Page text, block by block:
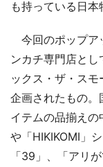
も持っている日本
今回のポップア
ンカチ専門店と
ックス・ザ・ス
企画されたもの
イテムの品揃えの
や「HIKIKOMI」
「39」、「アリ